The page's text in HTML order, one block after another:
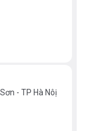
ÂU
bên trong
vào động cơ.
lưới inox
- TP Hà Nôị